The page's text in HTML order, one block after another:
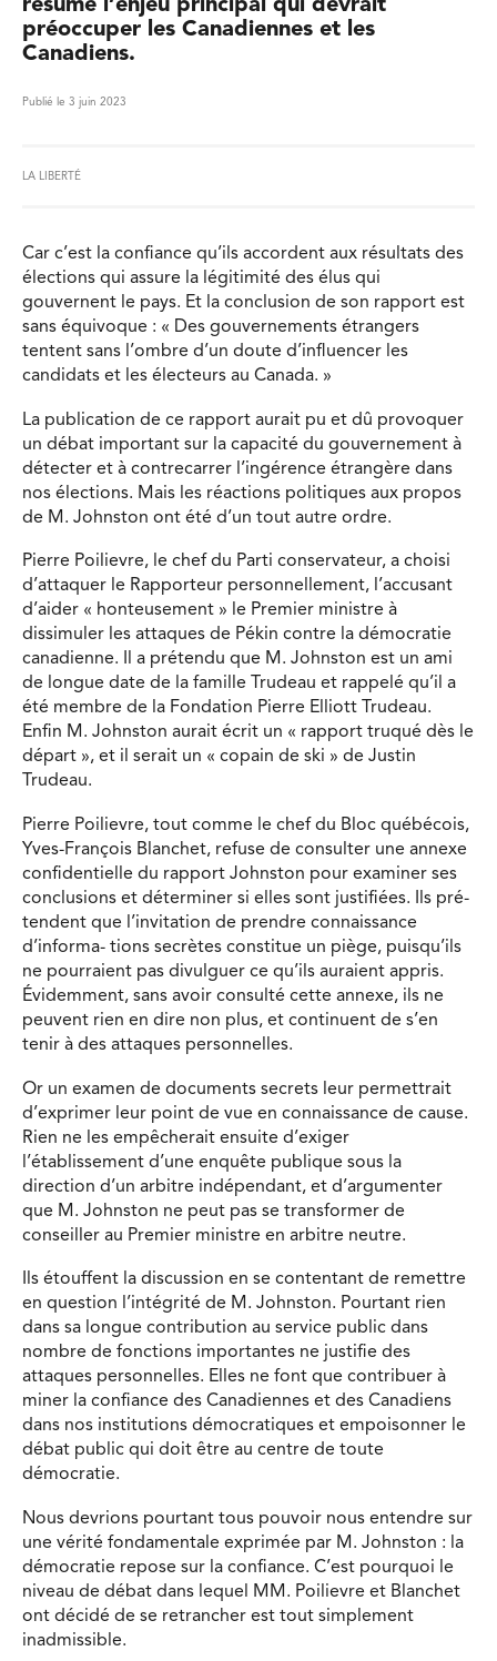
résume l’enjeu principal qui devrait
préoccuper les Canadiennes et les
Canadiens.
Publié le 3 juin 2023
LA LIBERTÉ
Car c’est la confiance qu’ils accordent aux résultats des
élections qui assure la légitimité des élus qui
gouvernent le pays. Et la conclusion de son rapport est
sans équivoque : « Des gouvernements étrangers
tentent sans l’ombre d’un doute d’influencer les
candidats et les électeurs au Canada. »
La publication de ce rapport aurait pu et dû provoquer
un débat important sur la capacité du gouvernement à
détecter et à contrecarrer l’ingérence étrangère dans
nos élections. Mais les réactions politiques aux propos
de M. Johnston ont été d’un tout autre ordre.
Pierre Poilievre, le chef du Parti conservateur, a choisi
d’attaquer le Rapporteur personnellement, l’accusant
d’aider « honteusement » le Premier ministre à
dissimuler les attaques de Pékin contre la démocratie
canadienne. Il a prétendu que M. Johnston est un ami
de longue date de la famille Trudeau et rappelé qu’il a
été membre de la Fondation Pierre Elliott Trudeau.
Enfin M. Johnston aurait écrit un « rapport truqué dès le
départ », et il serait un « copain de ski » de Justin
Trudeau.
Pierre Poilievre, tout comme le chef du Bloc québécois,
Yves-François Blanchet, refuse de consulter une annexe
confidentielle du rapport Johnston pour examiner ses
conclusions et déterminer si elles sont justifiées. Ils pré-
tendent que l’invitation de prendre connaissance
d’informa- tions secrètes constitue un piège, puisqu’ils
ne pourraient pas divulguer ce qu’ils auraient appris.
Évidemment, sans avoir consulté cette annexe, ils ne
peuvent rien en dire non plus, et continuent de s’en
tenir à des attaques personnelles.
Or un examen de documents secrets leur permettrait
d’exprimer leur point de vue en connaissance de cause.
Rien ne les empêcherait ensuite d’exiger
l’établissement d’une enquête publique sous la
direction d’un arbitre indépendant, et d’argumenter
que M. Johnston ne peut pas se transformer de
conseiller au Premier ministre en arbitre neutre.
Ils étouffent la discussion en se contentant de remettre
en question l’intégrité de M. Johnston. Pourtant rien
dans sa longue contribution au service public dans
nombre de fonctions importantes ne justifie des
attaques personnelles. Elles ne font que contribuer à
miner la confiance des Canadiennes et des Canadiens
dans nos institutions démocratiques et empoisonner le
débat public qui doit être au centre de toute
démocratie.
Nous devrions pourtant tous pouvoir nous entendre sur
une vérité fondamentale exprimée par M. Johnston : la
démocratie repose sur la confiance. C’est pourquoi le
niveau de débat dans lequel MM. Poilievre et Blanchet
ont décidé de se retrancher est tout simplement
inadmissible.